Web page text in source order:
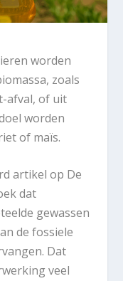
worden
zoals
afval, of uit
worden
of maïs.
artikel op De
dat
gewassen
de fossiele
Dat
veel